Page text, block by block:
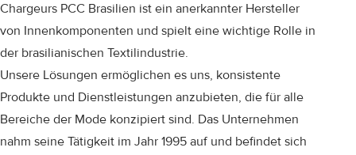
Chargeurs PCC Brasilien ist ein anerkannter Hersteller
von Innenkomponenten und spielt eine wichtige Rolle in
der brasilianischen Textilindustrie.
Unsere Lösungen ermöglichen es uns, konsistente
Produkte und Dienstleistungen anzubieten, die für alle
Bereiche der Mode konzipiert sind. Das Unternehmen
nahm seine Tätigkeit im Jahr 1995 auf und befindet sich